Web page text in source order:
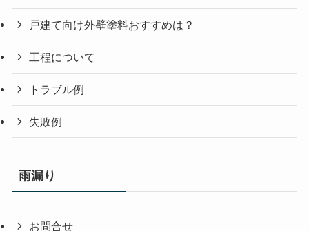
戸建て向け外壁塗料おすすめは？
工程について
トラブル例
失敗例
雨漏り
お問合せ